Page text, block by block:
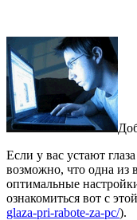
Если у вас устают
возможно, что одна
оптимальные
ознакомиться вот с
glaza-pri-rabote-za-pc/).